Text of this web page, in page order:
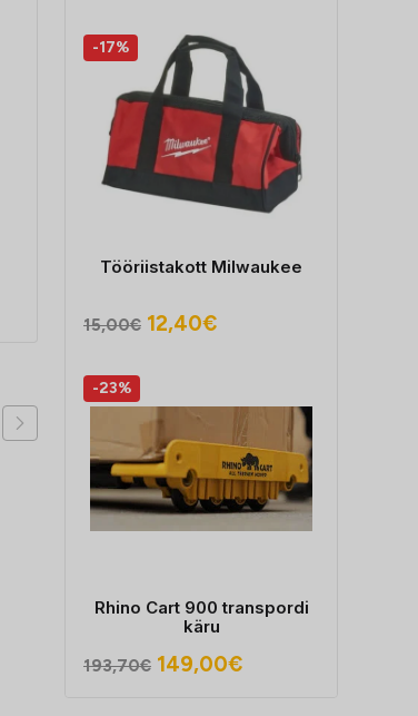
oli:
125,00€.105,73€.
-17%
Tööriistakott Milwaukee
15,00€ Algne
15,00€.
12,40€Praegune
12,40€.
-23%
Rhino Cart 900 transpordi
käru
193,70€ Algne
149,00€Praegune